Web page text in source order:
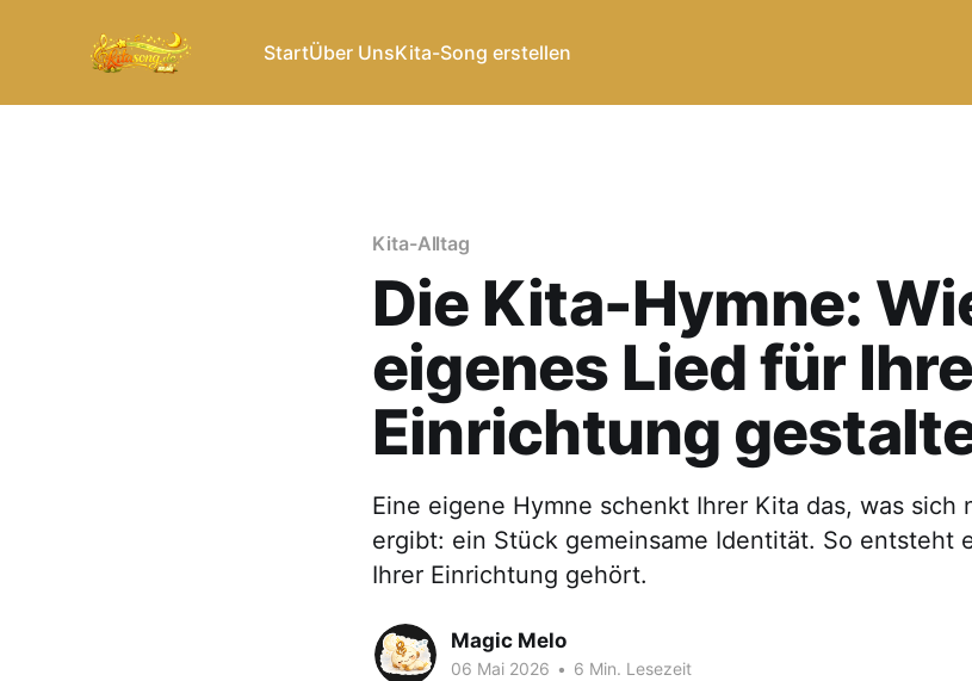
StartÜber UnsKita-Song erstellen
Kita-Alltag
Die Kita-Hymne:
eigenes Lied für Ihre
Einrichtung
Eine eigene Hymne schenkt Ihrer Kita das, was sich
ergibt: ein Stück gemeinsame Identität. So entsteht
Ihrer Einrichtung gehört.
Magic Melo
06 Mai 2026 • 6 Min. Lesezeit